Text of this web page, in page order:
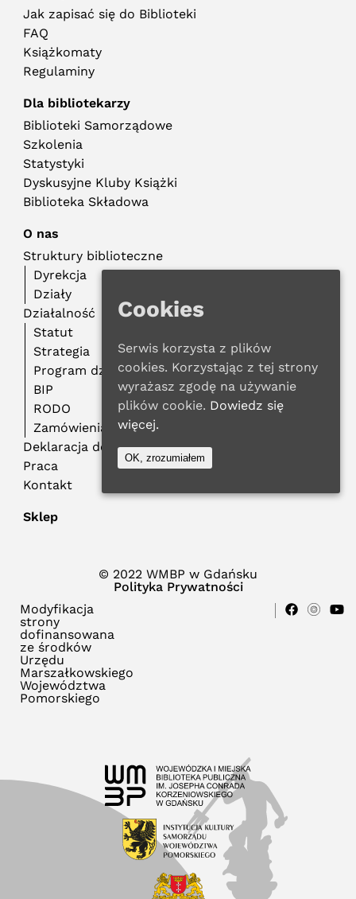
Jak zapisać się do Biblioteki
FAQ
Książkomaty
Regulaminy
Dla bibliotekarzy
Biblioteki Samorządowe
Szkolenia
Statystyki
Dyskusyjne Kluby Książki
Biblioteka Składowa
O nas
Struktury biblioteczne
Dyrekcja
Działy
Działalność
Statut
Strategia
Program działalności
BIP
RODO
Zamówienia publiczne
Deklaracja dostępności
Praca
Kontakt
Sklep
© 2022 WMBP w Gdańsku
Polityka Prywatności
Modyfikacja
strony
dofinansowana
ze środków
Urzędu
Marszałkowskiego
Województwa
Pomorskiego
Cookies
Serwis korzysta z plików
cookies. Korzystając z tej strony
wyrażasz zgodę na używanie
plików cookie. Dowiedz się
więcej.
OK, zrozumiałem